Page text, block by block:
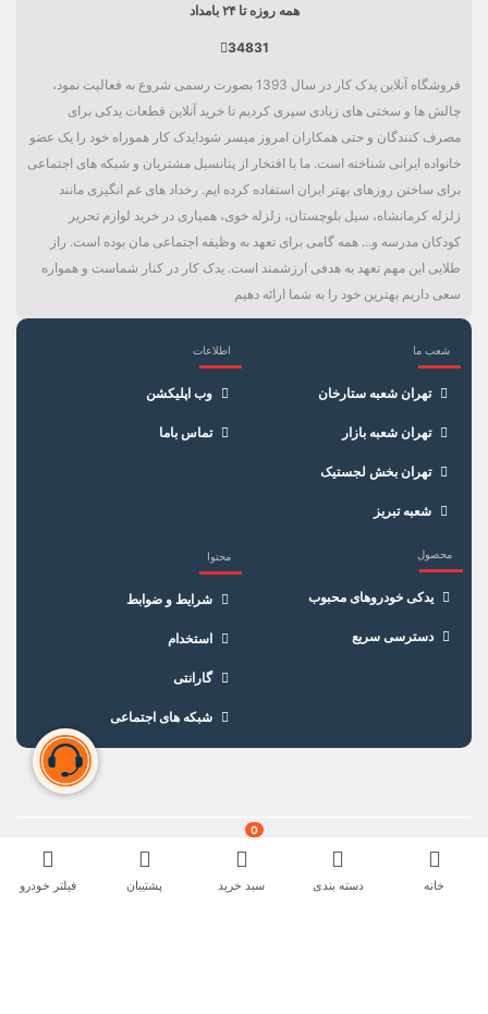
خانه دسته بندی سبد خرید
0
پشتیبان فیلتر خودرو
همه روزه تا ۲۴ بامداد
34831
فروشگاه آنلاین یدک کار در سال 1393 بصورت رسمی شروع به فعالیت نمود،
چالش ها و سختی های زیادی سپری کردیم تا خرید آنلاین قطعات یدکی برای
مصرف کنندگان و حتی همکاران امروز میسر شود!یدک کار هموراه خود را یک عضو
خانواده ایرانی شناخته است. ما با افتخار از پتانسیل مشتریان و شبکه های اجتماعی
برای ساختن روزهای بهتر ایران استفاده کرده ایم. رخداد های غم انگیزی مانند
زلزله کرمانشاه، سیل بلوچستان، زلزله خوی، همیاری در خرید لوازم تحریر
کودکان مدرسه و... همه گامی برای تعهد به وظیفه اجتماعی مان بوده است. راز
طلایی این مهم تعهد به هدفی ارزشمند است. یدک کار در کنار شماست و همواره
سعی داریم بهترین خود را به شما ارائه دهیم
شعب ما
تهران شعبه ستارخان
تهران شعبه بازار
تهران بخش لجستیک
شعبه تبریز
اطلاعات
وب اپلیکشن
تماس باما
محصول
یدکی خودروهای محبوب
دسترسی سریع
محتوا
شرایط و ضوابط
استخدام
گارانتی
شبکه های اجتماعی